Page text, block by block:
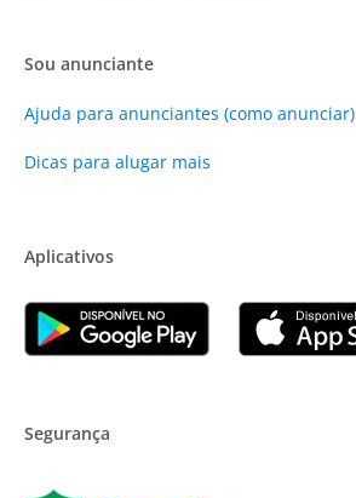
Sou anunciante
Ajuda para anunciantes (como anunciar)
Dicas para alugar mais
Aplicativos
Segurança